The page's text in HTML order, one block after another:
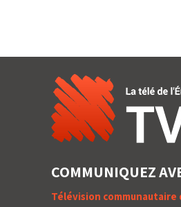
COMMUNIQUEZ
Télévision communautaire